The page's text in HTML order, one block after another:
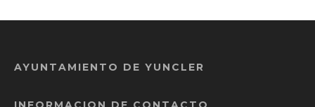
AYUNTAMIENTO DE YUNCLER